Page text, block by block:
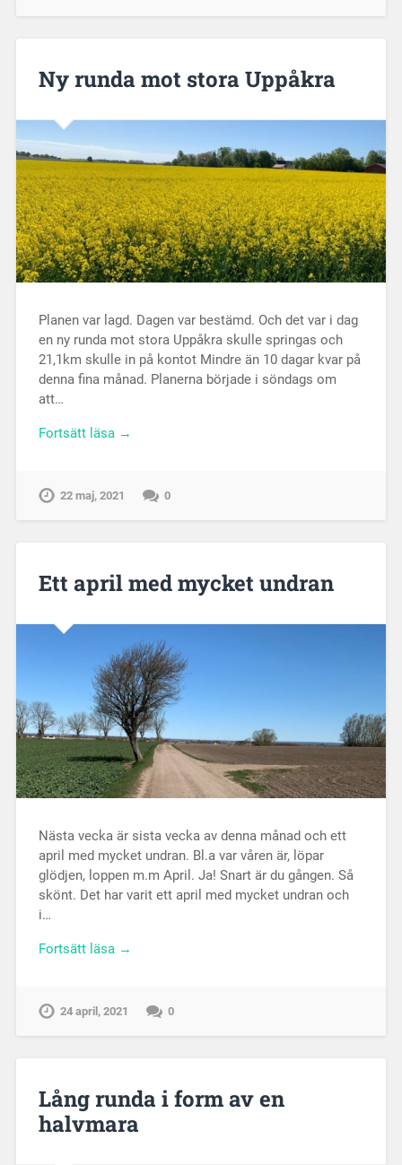
Ny runda mot stora Uppåkra
Planen var lagd. Dagen var bestämd. Och det var i dag
en ny runda mot stora Uppåkra skulle springas och
21,1km skulle in på kontot Mindre än 10 dagar kvar på
denna fina månad. Planerna började i söndags om
att…
Fortsätt läsa →
22 maj, 2021 0
Ett april med mycket undran
Nästa vecka är sista vecka av denna månad och ett
april med mycket undran. Bl.a var våren är, löpar
glödjen, loppen m.m April. Ja! Snart är du gången. Så
skönt. Det har varit ett april med mycket undran och
i…
Fortsätt läsa →
24 april, 2021 0
Lång runda i form av en
halvmara